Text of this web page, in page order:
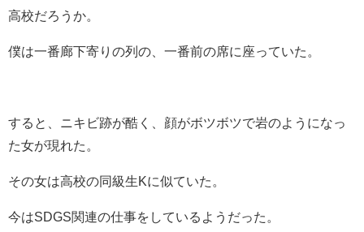
高校だろうか。
僕は一番廊下寄りの列の、一番前の席に座っていた。
すると、ニキビ跡が酷く、顔がボツボツで岩のようになっ
た女が現れた。
その女は高校の同級生Kに似ていた。
今はSDGS関連の仕事をしているようだった。